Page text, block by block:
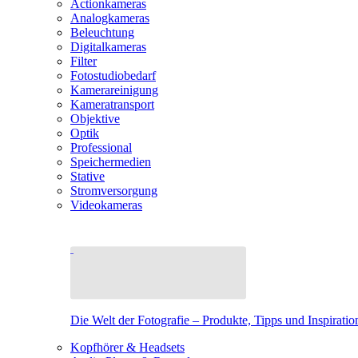
Actionkameras
Analogkameras
Beleuchtung
Digitalkameras
Filter
Fotostudiobedarf
Kamerareinigung
Kameratransport
Objektive
Optik
Professional
Speichermedien
Stative
Stromversorgung
Videokameras
Die Welt der Fotografie – Produkte, Tipps und
Kopfhörer & Headsets